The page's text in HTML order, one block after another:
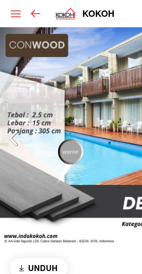
KOKOH
UNDUH